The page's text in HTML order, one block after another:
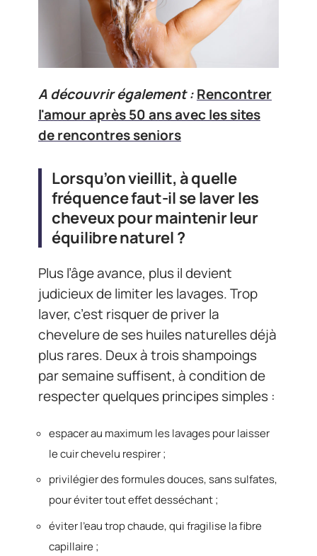
A découvrir également :Rencontrer
l'amour après 50 ans avec les sites
de rencontres seniors
Lorsqu’on vieillit, à quelle
fréquence faut-il se laver les
cheveux pour maintenir leur
équilibre naturel ?
Plus l’âge avance, plus il devient
judicieux de limiter les lavages. Trop
laver, c’est risquer de priver la
chevelure de ses huiles naturelles déjà
plus rares. Deux à trois shampoings
par semaine suffisent, à condition de
respecter quelques principes simples :
espacer au maximum les lavages pour laisser
le cuir chevelu respirer ;
privilégier des formules douces, sans sulfates,
pour éviter tout effet desséchant ;
éviter l’eau trop chaude, qui fragilise la fibre
capillaire ;